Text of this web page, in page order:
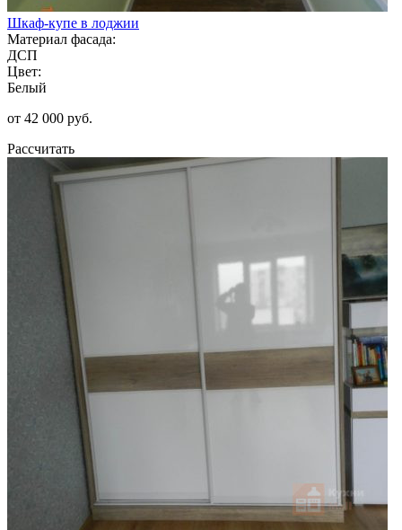
Шкаф-купе в лоджии
Материал фасада:
ДСП
Цвет:
Белый
от 42 000 руб.
Рассчитать